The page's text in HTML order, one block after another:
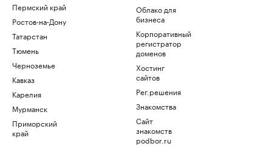
Пермский край
Ростов-на-Дону
Татарстан
Тюмень
Черноземье
Кавказ
Карелия
Мурманск
Приморский
край
Облако для
бизнеса
Корпоративный
регистратор
доменов
Хостинг
сайтов
Рег.решения
Знакомства
Сайт
знакомств
podbor.ru